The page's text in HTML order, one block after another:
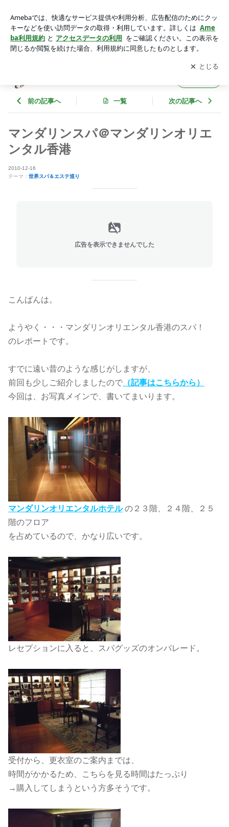
時々海外アプリをダウンロードして ブログの更新通知
を受け取りまし
ょう。
開く
前の記事へ 一覧 次の記事へ
マンダリンスパ＠マンダリンオリエ
ンタル香港
2010-12-16
テーマ： 世界スパ＆エステ巡り
広告を表示できませんでした
こんばんは。
ようやく・・・マンダリンオリエンタル香港のスパ！
のレポートです。
すでに遠い昔のような感じがしますが、
前回も少しご紹介しましたので （記事はこちらから）
今回は、お写真メインで、書いてまいります。
マンダリンオリエンタルホテルの２３階、２４階、２５
階のフロア
を占めているので、かなり広いです。
レセプションに入ると、スパグッズのオンパレード。
受付から、更衣室のご案内までは、
時間がかかるため、こちらを見る時間はたっぷり
→購入してしまうという方多そうです。